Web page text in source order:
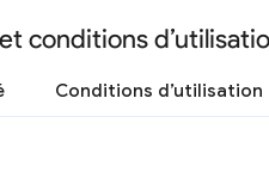
conditions
Conditions d’utilisation